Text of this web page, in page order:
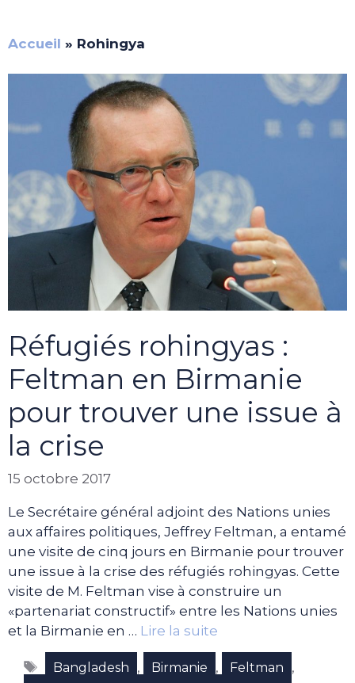
Accueil » Rohingya
Réfugiés rohingyas :
Feltman en Birmanie
pour trouver une issue à
la crise
15 octobre 2017
Le Secrétaire général adjoint des Nations unies
aux affaires politiques, Jeffrey Feltman, a entamé
une visite de cinq jours en Birmanie pour trouver
une issue à la crise des réfugiés rohingyas. Cette
visite de M. Feltman vise à construire un
«partenariat constructif» entre les Nations unies
et la Birmanie en … Lire la suite
Étiquettes
Bangladesh , Birmanie , Feltman ,